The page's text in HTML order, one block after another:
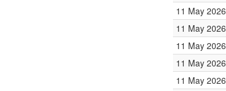
11 May 2026
11 May 2026
11 May 2026
11 May 2026
11 May 2026